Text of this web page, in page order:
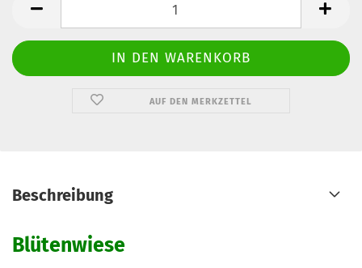
AUF DEN MERKZETTEL
Beschreibung
Blütenwiese